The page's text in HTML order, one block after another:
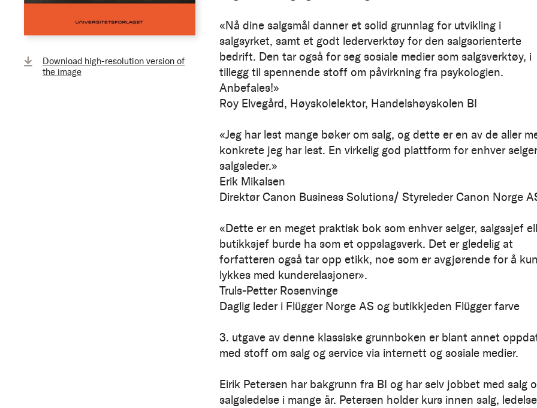
Download high-resolution version of
the image
«Nå dine salgsmål danner et solid grunnlag for utvikling i
salgsyrket, samt et godt lederverktøy for den salgsorienterte
bedrift. Den tar også for seg sosiale medier som salgsverktøy, i
tillegg til spennende stoff om påvirkning fra psykologien.
Anbefales!»
Roy Elvegård, Høyskolelektor, Handelshøyskolen BI
«Jeg har lest mange bøker om salg, og dette er en av de aller
konkrete jeg har lest. En virkelig god plattform for enhver
salgsleder.»
Erik Mikalsen
Direktør Canon Business Solutions/ Styreleder Canon Norge
«Dette er en meget praktisk bok som enhver selger, salgssjef
butikksjef burde ha som et oppslagsverk. Det er gledelig at
forfatteren også tar opp etikk, noe som er avgjørende for å
lykkes med kunderelasjoner».
Truls-Petter Rosenvinge
Daglig leder i Flügger Norge AS og butikkjeden Flügger farve
3. utgave av denne klassiske grunnboken er blant annet
med stoff om salg og service via internett og sosiale medier.
Eirik Petersen har bakgrunn fra BI og har selv jobbet med salg
salgsledelse i mange år. Petersen holder kurs innen salg,